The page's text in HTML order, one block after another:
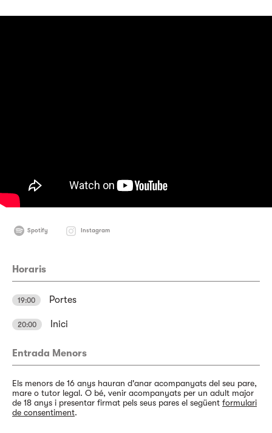
Spotify Instagram
Horaris
19:00 Portes
20:00 Inici
Entrada Menors
Els menors de 16 anys hauran d'anar acompanyats del seu pare,
mare o tutor legal. O bé, venir acompanyats per un adult major
de 18 anys i presentar firmat pels seus pares el següent formulari
de consentiment.